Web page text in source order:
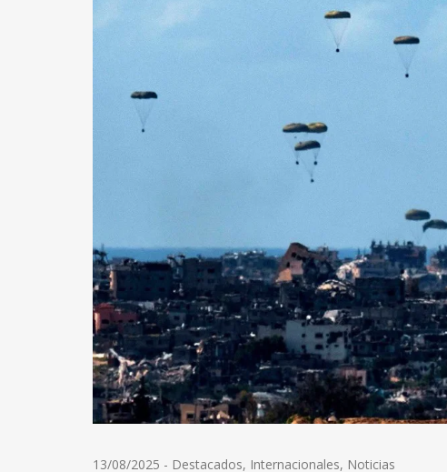
13/08/2025 - Destacados, Internacionales, Noticias